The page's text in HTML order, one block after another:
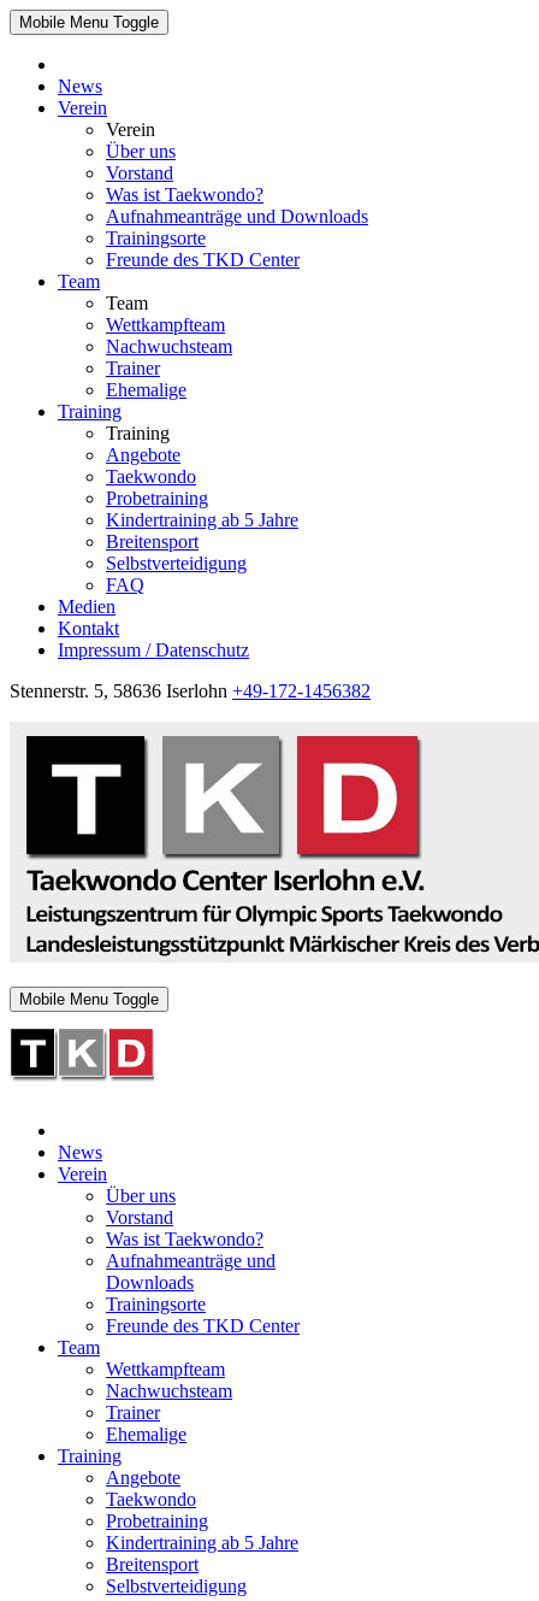
Mobile Menu Toggle
News
Verein
Verein
Über uns
Vorstand
Was ist Taekwondo?
Aufnahmeanträge und Downloads
Trainingsorte
Freunde des TKD Center
Team
Team
Wettkampfteam
Nachwuchsteam
Trainer
Ehemalige
Training
Training
Angebote
Taekwondo
Probetraining
Kindertraining ab 5 Jahre
Breitensport
Selbstverteidigung
FAQ
Medien
Kontakt
Impressum / Datenschutz
Stennerstr. 5, 58636 Iserlohn +49-172-1456382
Mobile Menu Toggle
News
Verein
Über uns
Vorstand
Was ist Taekwondo?
Aufnahmeanträge und
Downloads
Trainingsorte
Freunde des TKD Center
Team
Wettkampfteam
Nachwuchsteam
Trainer
Ehemalige
Training
Angebote
Taekwondo
Probetraining
Kindertraining ab 5 Jahre
Breitensport
Selbstverteidigung